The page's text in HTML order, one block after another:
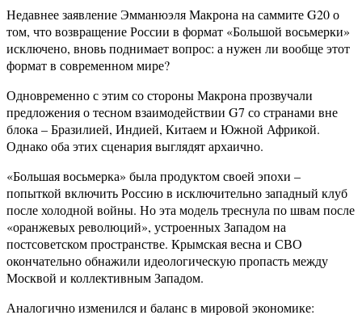
Недавнее заявление Эмманюэля Макрона на саммите G20 о
том, что возвращение России в формат «Большой восьмерки»
исключено, вновь поднимает вопрос: а нужен ли вообще этот
формат в современном мире?
Одновременно с этим со стороны Макрона прозвучали
предложения о тесном взаимодействии G7 со странами вне
блока – Бразилией, Индией, Китаем и Южной Африкой.
Однако оба этих сценария выглядят архаично.
«Большая восьмерка» была продуктом своей эпохи –
попыткой включить Россию в исключительно западный клуб
после холодной войны. Но эта модель треснула по швам после
«оранжевых революций», устроенных Западом на
постсоветском пространстве. Крымская весна и СВО
окончательно обнажили идеологическую пропасть между
Москвой и коллективным Западом.
Аналогично изменился и баланс в мировой экономике: